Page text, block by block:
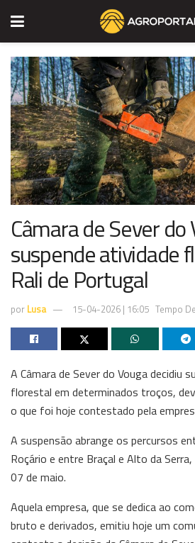
Câmara de Sever do
suspende atividade
Rali de Portugal
por Lusa 15-04-2026 | 16:05 Tempo
A Câmara de Sever do Vouga decidiu
florestal em determinados troços,
o que foi hoje contestado pela
A suspensão abrange os percursos
Roçário e entre Braçal e Alto da
07 de maio.
Aquela empresa, que se dedica ao
bruto e derivados, emitiu hoje um